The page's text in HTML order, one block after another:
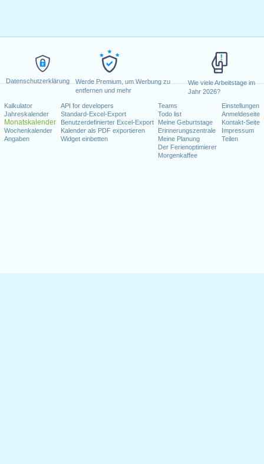
Datenschutzerklärung
Werde Premium, um Werbung zu
entfernen und mehr
Wie viele Arbeitstage im
Jahr 2026?
Kalkulator
Jahreskalender
Monatskalender
Wochenkalender
Angaben
API for developers
Standard-Excel-Export
Benutzerdefinierter Excel-Export
Kalender als PDF exportieren
Widget einbetten
Teams
Todo list
Meine Geburtstage
Erinnerungszentrale
Meine Planung
Der Ferienoptimierer
Morgenkaffee
Einstellungen
Anmeldeseite
Kontakt-Seite
Impressum
Teilen